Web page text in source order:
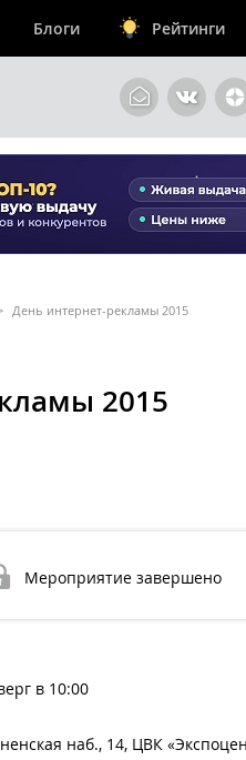
Блоги Рейтинги
День интернет-рекламы 2015
2015
Мероприятие завершено
в 10:00
наб., 14, ЦВК